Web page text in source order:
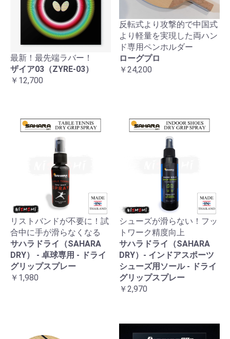
お買い物を続ける カートへ進む
最新！最先端ラバー！
ザイア03（ZYRE-03）
￥12,700
反転式より攻撃的で中国式
より軽量を実現した両ハン
ド専用ペンホルダー
ローグプロ
￥24,200
リストバンドが不要に！試
合中に手が滑らなくなる
サハラドライ（SAHARA
DRY） - 卓球専用 - ドライ
グリップスプレー
￥1,980
シューズが滑らない！フッ
トワーク精度向上
サハラドライ（SAHARA
DRY）- インドアスポーツ
シューズ用ソール - ドライ
グリップスプレー
￥2,970